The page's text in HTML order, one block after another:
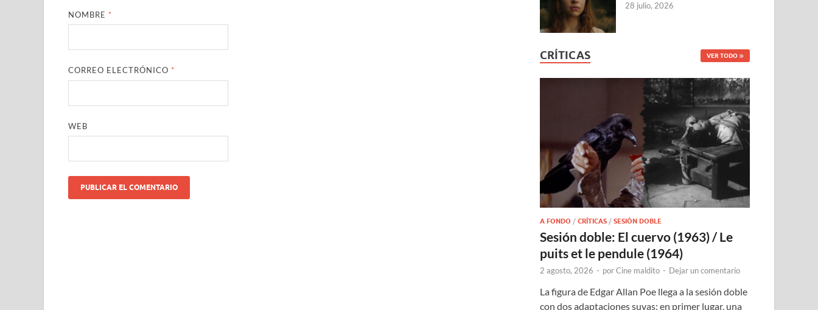
NOMBRE *
CORREO ELECTRÓNICO *
WEB
28 julio, 2026
CRÍTICAS VER TODO
A FONDO /CRÍTICAS /SESIÓN DOBLE
Sesión doble: El cuervo (1963) / Le
puits et le pendule (1964)
2 agosto, 2026 - porCine maldito - Dejar un comentario
La figura de Edgar Allan Poe llega a la sesión doble
con dos adaptaciones suyas: en primer lugar, una